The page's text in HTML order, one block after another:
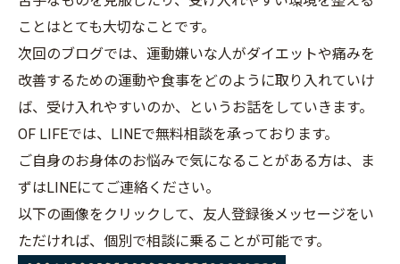
ことはとても大切なことです。
次回のブログでは、運動嫌いな人がダイエットや痛みを
改善するための運動や食事をどのように取り入れていけ
ば、受け入れやすいのか、というお話をしていきます。
OF LIFEでは、LINEで無料相談を承っております。
ご自身のお身体のお悩みで気になることがある方は、ま
ずはLINEにてご連絡ください。
以下の画像をクリックして、友人登録後メッセージをい
ただければ、個別で相談に乗ることが可能です。